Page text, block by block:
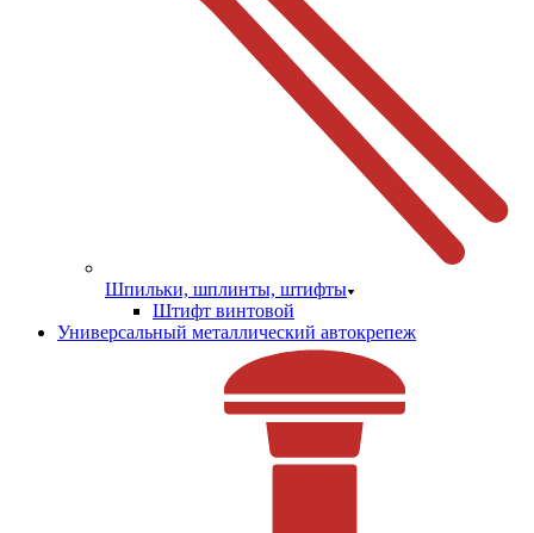
Шпильки, шплинты, штифты
Штифт винтовой
Универсальный металлический автокрепеж